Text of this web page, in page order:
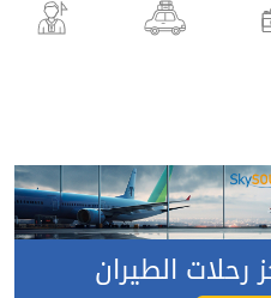
رحلات الطيران